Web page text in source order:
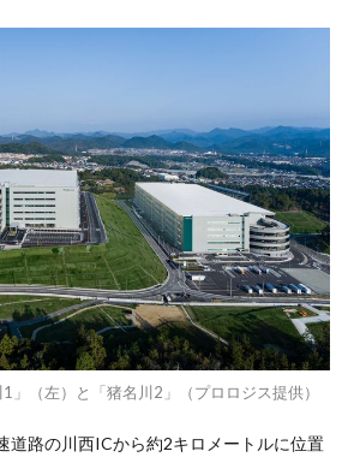
」（左）と「猪名川2」（プロロジス提供）
道路の川西ICから約2キロメートルに位置